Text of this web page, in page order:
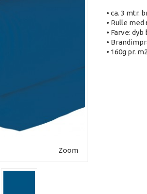
Zoom
• ca. 3 mtr.
• Rulle med
• Farve: dyb
•
• 160g pr. m2